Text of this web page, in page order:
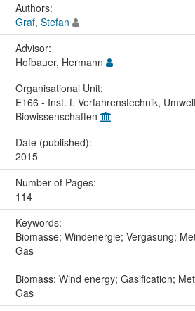
Authors:
Graf, Stefan
Advisor:
Hofbauer, Hermann
Organisational Unit:
E166 - Inst. f. Verfahrenstechnik,
Biowissenschaften
Date (published):
2015
Number of Pages:
114
Keywords:
Biomasse; Windenergie; Vergasung;
Gas
Biomass; Wind energy; Gasification;
Gas